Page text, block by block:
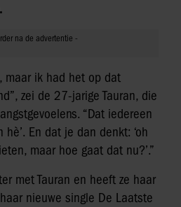
maar ik had het op dat
zei de 27-jarige Tauran, die
“Dat iedereen
hè’. En dat je dan denkt: ‘oh
maar hoe gaat dat nu?’.”
met Tauran en heeft ze haar
nieuwe single De Laatste